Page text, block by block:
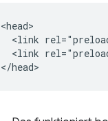
<head>
<link
<link